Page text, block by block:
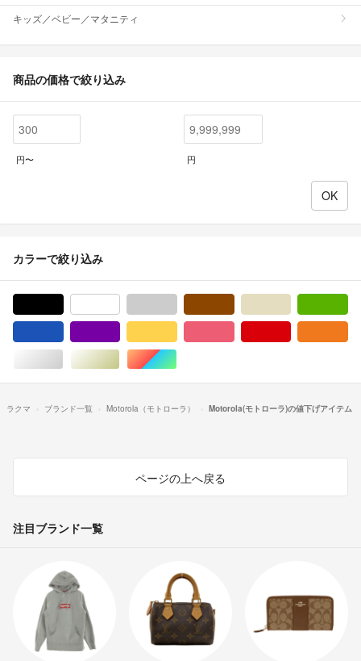
キッズ／ベビー／マタニティ
商品の価格で絞り込み
円〜 円
カラーで絞り込み
シルバー/銀色系ゴールド/金色系マルチカラー
ラクマ ブランド一覧 Motorola（モトローラ） Motorola(モトローラ)の値下げアイテム
ページの上へ戻る
注目ブランド一覧